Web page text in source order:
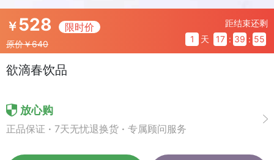
￥528 限时价
原价￥640
距结束还剩
1
天 17 : 39 : 55
欲滴春饮品
放心购
正品保证 · 7天无忧退换货 · 专属顾问服务